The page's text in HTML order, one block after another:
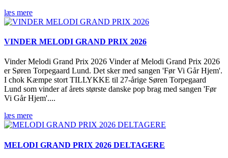
læs mere
VINDER MELODI GRAND PRIX 2026
Vinder Melodi Grand Prix 2026 Vinder af Melodi Grand Prix 2026
er Søren Torpegaard Lund. Det sker med sangen 'Før Vi Går Hjem'.
I chok Kæmpe stort TILLYKKE til 27-årige Søren Torpegaard
Lund som vinder af årets største danske pop brag med sangen 'Før
Vi Går Hjem'....
læs mere
MELODI GRAND PRIX 2026 DELTAGERE